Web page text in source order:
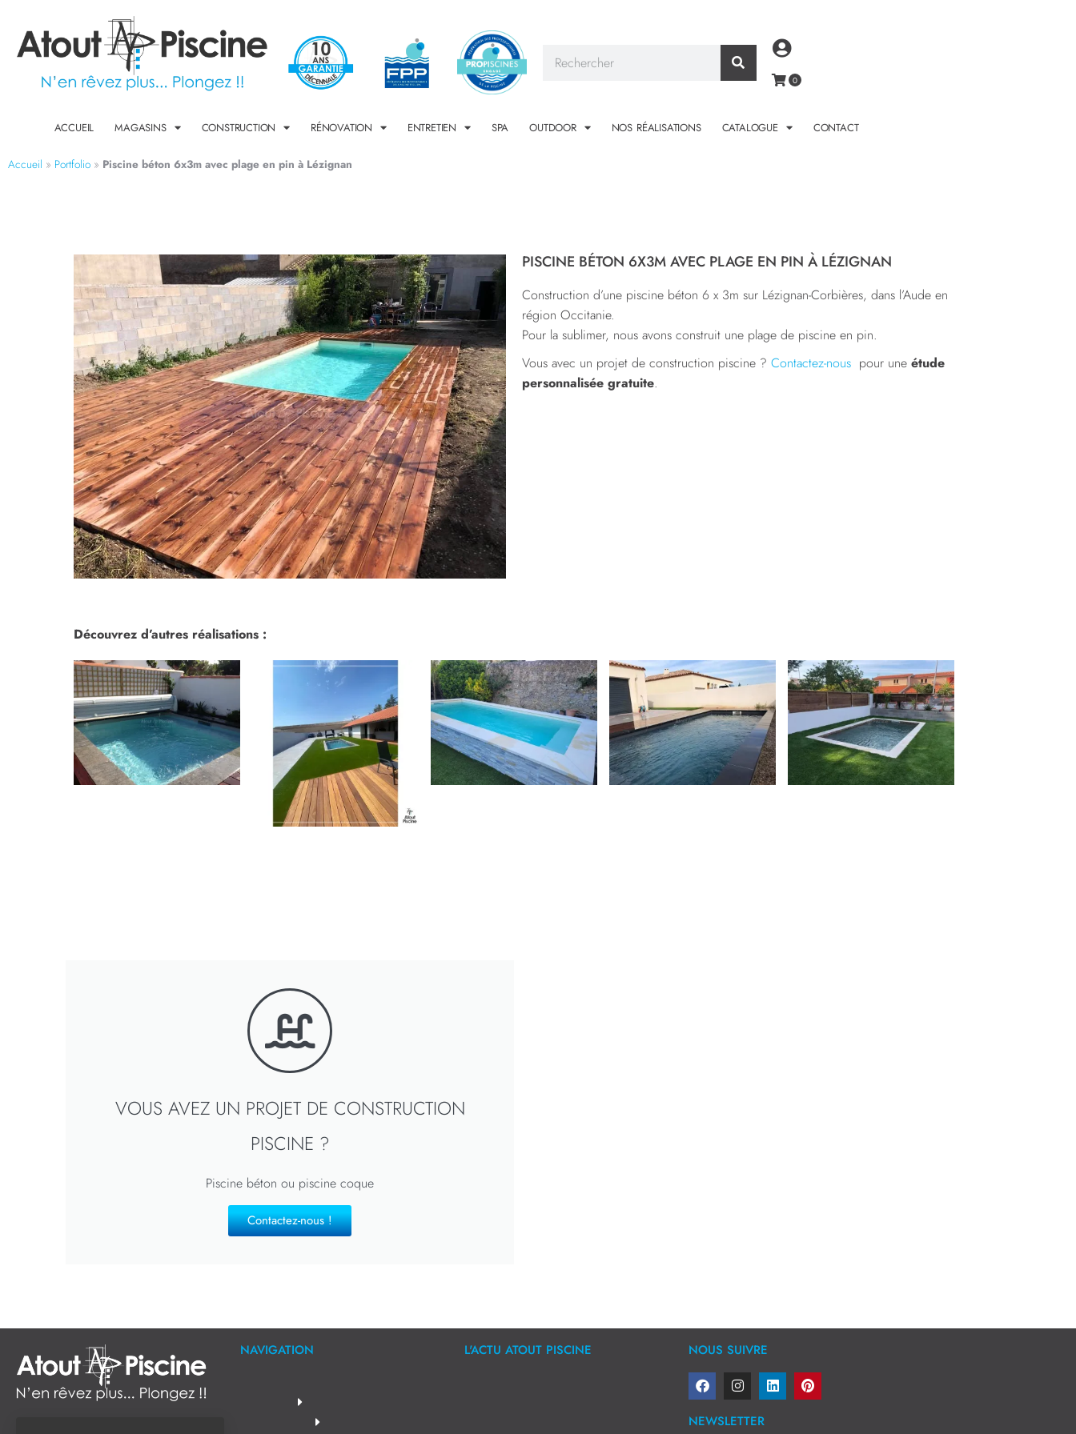
ACCUEIL MAGASINS CONSTRUCTION RÉNOVATION ENTRETIEN SPA OUTDOOR NOS RÉALISATIONS CATALOGUE CONTACT
Accueil » Portfolio » Piscine béton 6x3m avec plage en pin à Lézignan
PISCINE BÉTON 6X3M AVEC PLAGE EN PIN À LÉZIGNAN
Construction d’une piscine béton 6 x 3m sur Lézignan-Corbières, dans l’Aude en
région Occitanie.
Pour la sublimer, nous avons construit une plage de piscine en pin.
Vous avec un projet de construction piscine ? Contactez-nous pour une étude
personnalisée gratuite.
Découvrez d’autres réalisations :
VOUS AVEZ UN PROJET DE CONSTRUCTION
PISCINE ?
Piscine béton ou piscine coque
Contactez-nous !
NAVIGATION L'ACTU ATOUT PISCINE NOUS SUIVRE
NEWSLETTER